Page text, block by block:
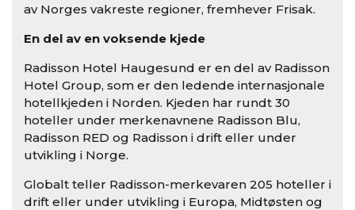
av Norges vakreste regioner, fremhever Frisak.
En del av en voksende kjede
Radisson Hotel Haugesund er en del av Radisson
Hotel Group, som er den ledende internasjonale
hotellkjeden i Norden. Kjeden har rundt 30
hoteller under merkenavnene Radisson Blu,
Radisson RED og Radisson i drift eller under
utvikling i Norge.
Globalt teller Radisson-merkevaren 205 hoteller i
drift eller under utvikling i Europa, Midtøsten og